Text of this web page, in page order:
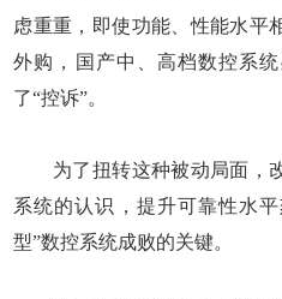
虑重重，即使功能、性能水平
外购，国产中、高档数控系
了“控诉”。
为了扭转这种被动局面，
系统的认识，提升可靠性水
型”数控系统成败的关键。